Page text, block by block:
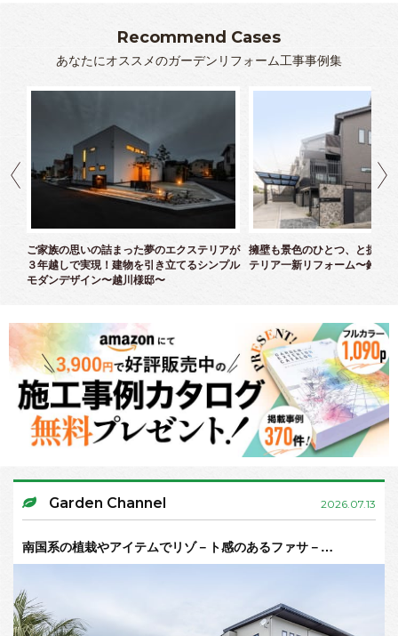
Recommend Cases
あなたにオススメのガーデンリフォーム工事事例集
ご家族の思いの詰まった夢のエクステリアが
３年越しで実現！建物を引き立てるシンプル
モダンデザイン〜越川様邸〜
擁壁も景色のひとつ、と捉え
テリア一新リフォーム〜鈴木
Garden Channel 2026.07.13
南国系の植栽やアイテムでリゾ－ト感のあるファサ－…